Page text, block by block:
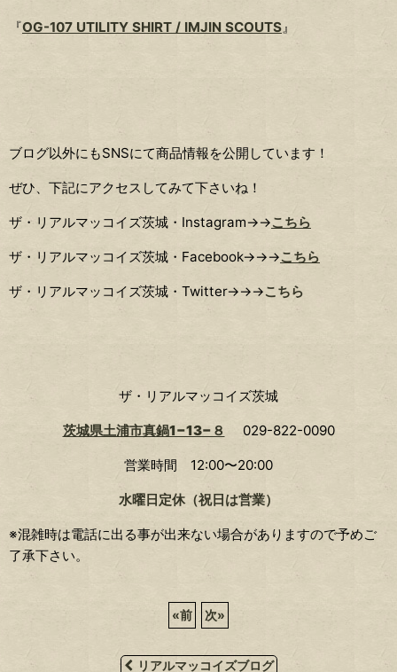
『OG-107 UTILITY SHIRT / IMJIN SCOUTS』
ブログ以外にもSNSにて商品情報を公開しています！
ぜひ、下記にアクセスしてみて下さいね！
ザ・リアルマッコイズ茨城・Instagram→→こちら
ザ・リアルマッコイズ茨城・Facebook→→→こちら
ザ・リアルマッコイズ茨城・Twitter→→→こちら
ザ・リアルマッコイズ茨城
茨城県土浦市真鍋1−13−８ 029-822-0090
営業時間 12:00〜20:00
水曜日定休（祝日は営業）
※混雑時は電話に出る事が出来ない場合がありますので予めご
了承下さい。
«前 次»
リアルマッコイズブログ